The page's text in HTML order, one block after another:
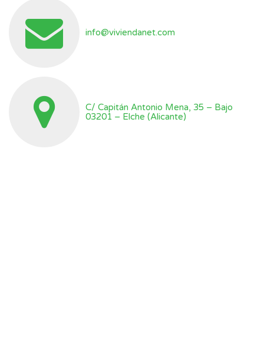
info@viviendanet.com
C/ Capitán Antonio Mena, 35 – Bajo
03201 – Elche (Alicante)